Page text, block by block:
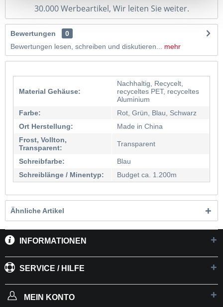
30.000 Werbeartikel, Wir leiten Sie weiter.
Bewertungen
0
Bewertungen lesen, schreiben und diskutieren...
mehr
Material Gehäuse:
Nachhaltig, Recycelt,
recyceltes PET, recyceltes
Aluminium
Farbe:
Rot, Grün, Blau, Schwarz
Ort Herstellung:
Made in China
Frost, Vollton,
Transparent:
Transparent
Schreibfarbe:
Blau
Schreiblänge / Minentyp:
Budget ca. 1.200m
Ähnliche Artikel
INFORMATIONEN
SERVICE / HILFE
MEIN KONTO